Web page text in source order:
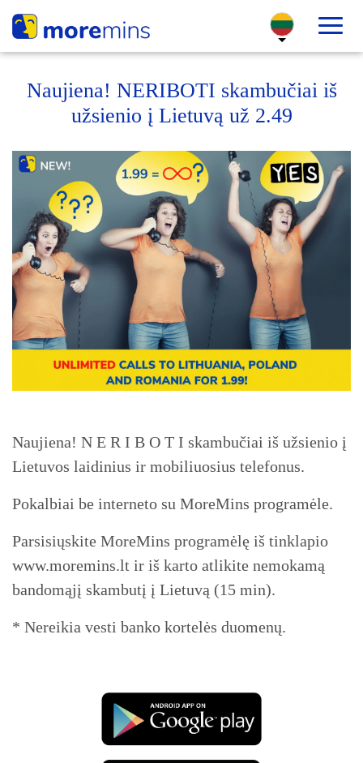
Naujiena! NERIBOTI skambučiai iš
užsienio į Lietuvą už 2.49
Naujiena! N E R I B O T I skambučiai iš užsienio į
Lietuvos laidinius ir mobiliuosius telefonus.
Pokalbiai be interneto su MoreMins programėle.
Parsisiųskite MoreMins programėlę iš tinklapio
www.moremins.lt ir iš karto atlikite nemokamą
bandomąjį skambutį į Lietuvą (15 min).
* Nereikia vesti banko kortelės duomenų.